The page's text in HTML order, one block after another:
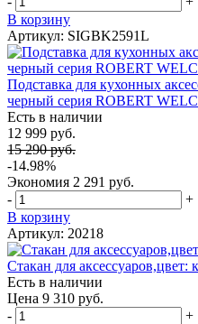
В корзину
Артикул: SIGBK2591L
Подставка для кухонных
черный серия ROBERT
Есть в наличии
12 999 руб.
15 290 руб.
-14.98%
Экономия 2 291 руб.
-
+
В корзину
Артикул: 20218
Стакан для аксессуаров,цвет:
Есть в наличии
Цена 9 310 руб.
-
+